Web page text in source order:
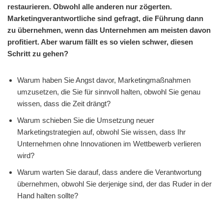
restaurieren. Obwohl alle anderen nur zögerten.
Marketingverantwortliche sind gefragt, die Führung dann
zu übernehmen, wenn das Unternehmen am meisten davon
profitiert. Aber warum fällt es so vielen schwer, diesen
Schritt zu gehen?
Warum haben Sie Angst davor, Marketingmaßnahmen
umzusetzen, die Sie für sinnvoll halten, obwohl Sie genau
wissen, dass die Zeit drängt?
Warum schieben Sie die Umsetzung neuer
Marketingstrategien auf, obwohl Sie wissen, dass Ihr
Unternehmen ohne Innovationen im Wettbewerb verlieren
wird?
Warum warten Sie darauf, dass andere die Verantwortung
übernehmen, obwohl Sie derjenige sind, der das Ruder in der
Hand halten sollte?